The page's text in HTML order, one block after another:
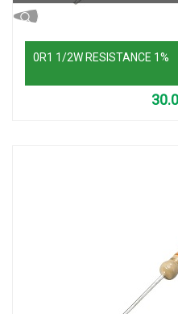
0R1 1/2W RESISTANCE 1%